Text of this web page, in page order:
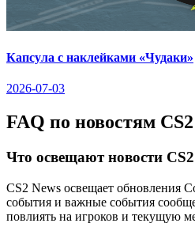
Капсула с наклейками «Чудаки»
2026-07-03
FAQ по новостям CS2
Что освещают новости
CS2 News освещает обновления
события и важные события
повлиять на игроков и текущую